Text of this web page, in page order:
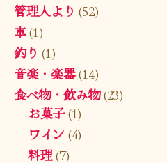
管理人より (52)
車(1)
釣り (1)
音楽・楽器(14)
食べ物・飲み物(23)
お菓子(1)
ワイン (4)
料理(7)